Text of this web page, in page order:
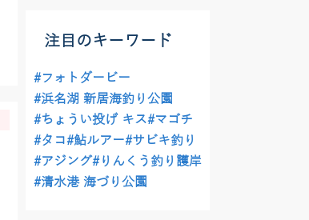
注目のキーワード
#フォトダービー
#浜名湖 新居海釣り公園
#ちょうい投げ キス#マゴチ
#タコ#鮎ルアー#サビキ釣り
#アジング#りんくう釣り護岸
#清水港 海づり公園